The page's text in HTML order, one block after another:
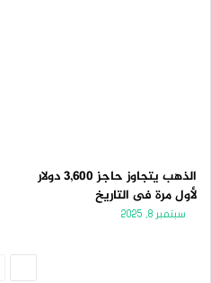
الذهب يتجاوز حاجز 3,600 دولار
لأول مرة فى التاريخ
سبتمبر 8, 2025